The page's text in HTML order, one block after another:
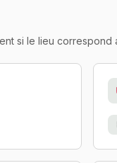
si le lieu correspond